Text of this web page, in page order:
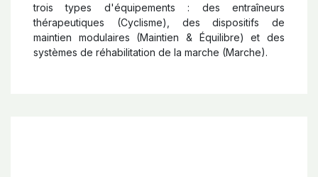
trois types d'équipements : des entraîneurs
thérapeutiques (Cyclisme), des dispositifs de
maintien modulaires (Maintien & Équilibre) et des
systèmes de réhabilitation de la marche (Marche).